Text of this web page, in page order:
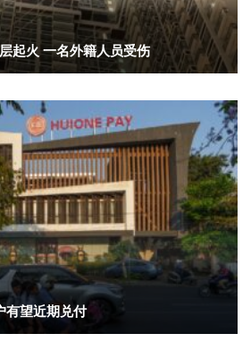
起火 一名外籍人员受伤
有望近期兑付